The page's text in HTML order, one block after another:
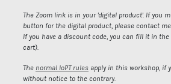
The Zoom link is in your 'digital product'. If you
button for the digital product, please contact
If you have a discount code, you can fill it in
cart).
The normal IoPT rules apply in this workshop, if
without notice to the contrary.